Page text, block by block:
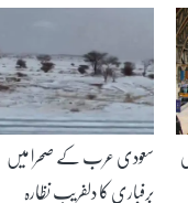
سعودی عرب کے صحرا میں
برفباری کا دلفریب نظارہ